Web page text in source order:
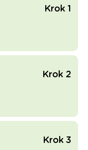
Krok 1
Krok 2
Krok 3